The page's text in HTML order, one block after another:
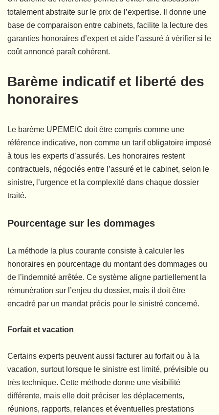
totalement abstraite sur le prix de l’expertise. Il donne une
base de comparaison entre cabinets, facilite la lecture des
garanties honoraires d’expert et aide l’assuré à vérifier si le
coût annoncé paraît cohérent.
Barème indicatif et liberté des
honoraires
Le barème UPEMEIC doit être compris comme une
référence indicative, non comme un tarif obligatoire imposé
à tous les experts d’assurés. Les honoraires restent
contractuels, négociés entre l’assuré et le cabinet, selon le
sinistre, l’urgence et la complexité dans chaque dossier
traité.
Pourcentage sur les dommages
La méthode la plus courante consiste à calculer les
honoraires en pourcentage du montant des dommages ou
de l’indemnité arrêtée. Ce système aligne partiellement la
rémunération sur l’enjeu du dossier, mais il doit être
encadré par un mandat précis pour le sinistré concerné.
Forfait et vacation
Certains experts peuvent aussi facturer au forfait ou à la
vacation, surtout lorsque le sinistre est limité, prévisible ou
très technique. Cette méthode donne une visibilité
différente, mais elle doit préciser les déplacements,
réunions, rapports, relances et éventuelles prestations